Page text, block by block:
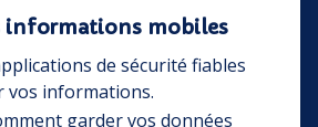
informations mobiles
de sécurité fiables
informations.
garder vos données